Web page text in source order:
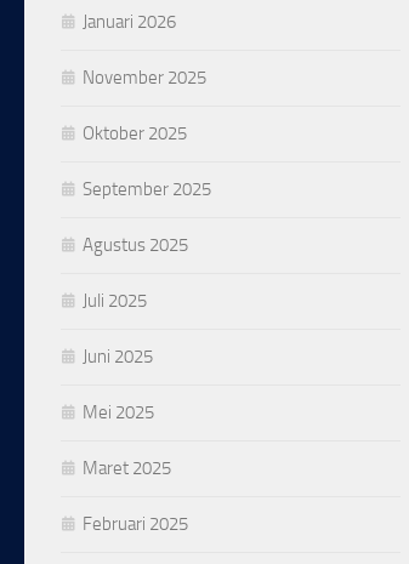
Januari 2026
November 2025
Oktober 2025
September 2025
Agustus 2025
Juli 2025
Juni 2025
Mei 2025
Maret 2025
Februari 2025